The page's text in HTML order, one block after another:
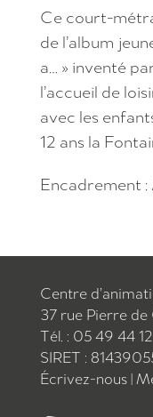
Ce court-
de l’album
a… » inventé
l’accueil de
avec les
12 ans la
Encadrement
Centre
37 rue Pierre
Tél. : 05 49 44
SIRET :
Écrivez-nous|